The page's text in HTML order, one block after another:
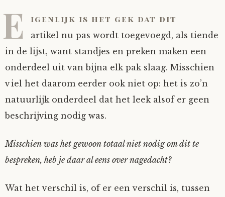
E igenlijk is het gek dat dit
artikel nu pas wordt toegevoegd, als tiende
in de lijst, want standjes en preken maken een
onderdeel uit van bijna elk pak slaag. Misschien
viel het daarom eerder ook niet op: het is zo’n
natuurlijk onderdeel dat het leek alsof er geen
beschrijving nodig was.
Misschien was het gewoon totaal niet nodig om dit te
bespreken, heb je daar al eens over nagedacht?
Wat het verschil is, of er een verschil is, tussen